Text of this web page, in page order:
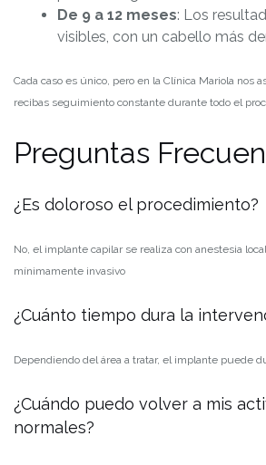
De 9 a 12 meses: Los
visibles, con un cabello más
Cada caso es único, pero en la Clínica Mariola nos
recibas seguimiento constante durante todo el
Preguntas
¿Es doloroso el procedimiento?
No, el implante capilar se realiza con anestesia
mínimamente invasivo
¿Cuánto tiempo dura la
Dependiendo del área a tratar, el implante puede
¿Cuándo puedo volver a mis
normales?